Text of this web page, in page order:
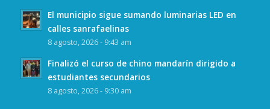
El municipio sigue sumando luminarias LED en
calles sanrafaelinas
8 agosto, 2026 - 9:43 am
Finalizó el curso de chino mandarín dirigido a
estudiantes secundarios
8 agosto, 2026 - 9:30 am